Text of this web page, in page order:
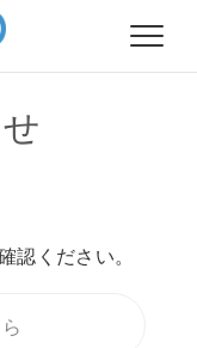
認ください。